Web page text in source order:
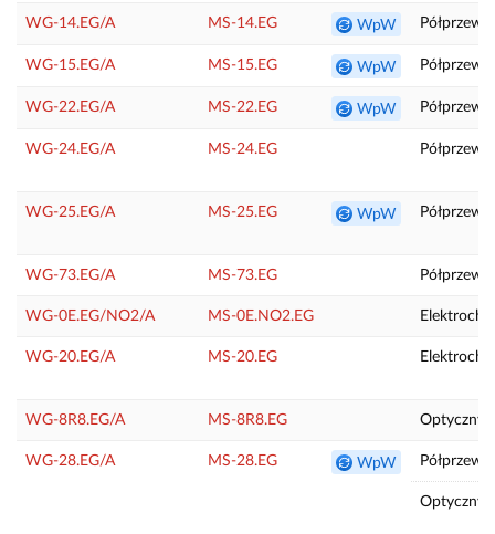
WG-14.EG/A MS-14.EG WpW
WG-15.EG/A MS-15.EG WpW
WG-22.EG/A MS-22.EG WpW
WG-24.EG/A MS-24.EG
WG-25.EG/A MS-25.EG WpW
WG-73.EG/A MS-73.EG
WG-0E.EG/NO2/A MS-0E.NO2.EG
WG-20.EG/A MS-20.EG
WG-8R8.EG/A MS-8R8.EG Optyczny
WG-28.EG/A MS-28.EG WpW
Optyczny